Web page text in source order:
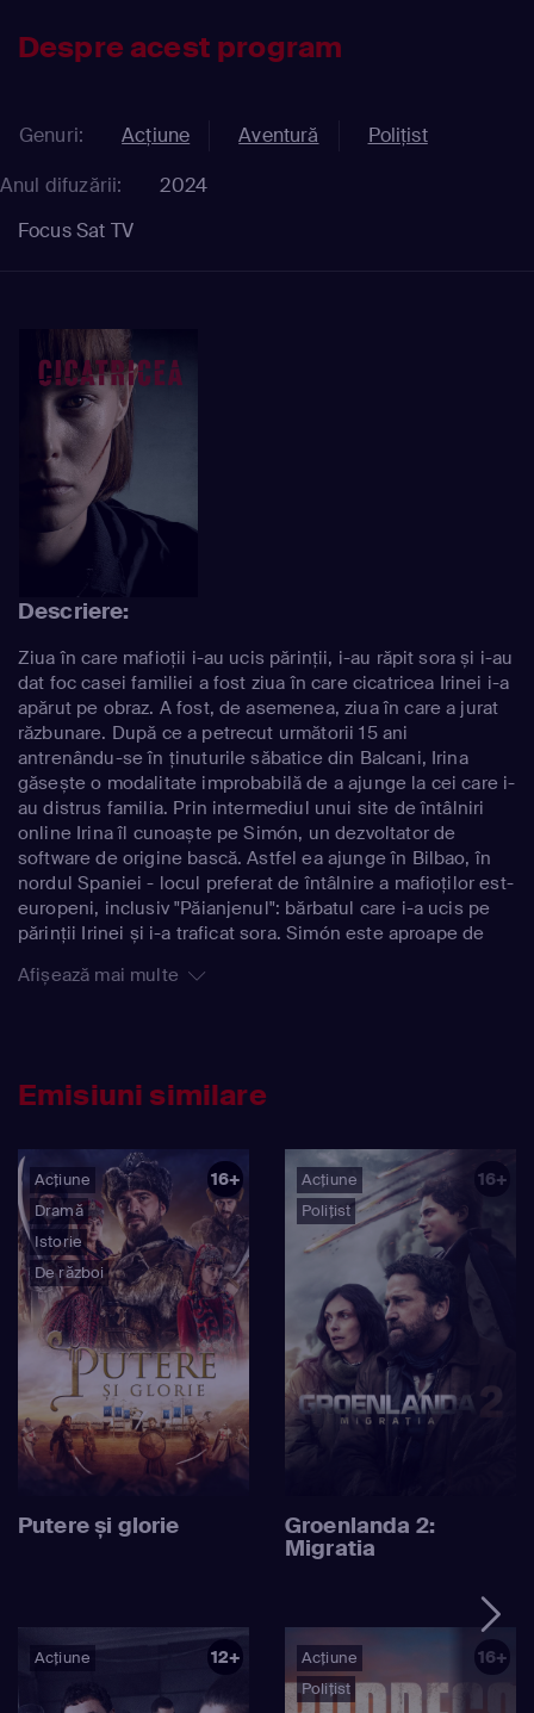
Despre acest program
Genuri: Acțiune Aventură
Polițist
Anul difuzării:
2024
Focus Sat TV
Descriere:
Ziua în care mafioții i-au ucis părinții, i-au răpit sora și i-au
dat foc casei familiei a fost ziua în care cicatricea Irinei i-a
apărut pe obraz. A fost, de asemenea, ziua în care a jurat
răzbunare. După ce a petrecut următorii 15 ani
antrenându-se în ținuturile săbatice din Balcani, Irina
găsește o modalitate improbabilă de a ajunge la cei care i-
au distrus familia. Prin intermediul unui site de întâlniri
online Irina îl cunoaște pe Simón, un dezvoltator de
software de origine bască. Astfel ea ajunge în Bilbao, în
nordul Spaniei - locul preferat de întâlnire a mafioților est-
europeni, inclusiv "Păianjenul": bărbatul care i-a ucis pe
părinții Irinei și i-a traficat sora. Simón este aproape de
sa inovatoare de recunoaștere facială l-ar putea salva.
rusești.
Afișează mai multe
Emisiuni similare
Acțiune
Dramă
Istorie
De război
16+
Putere și glorie
Acțiune
Polițist
16+
Groenlanda 2:
Migratia
Acțiune 12+
Acțiune
Polițist
16+